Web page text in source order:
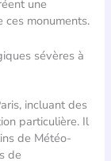
une
ces monuments.
sévères à
incluant des
particulière. Il
de Météo-
de